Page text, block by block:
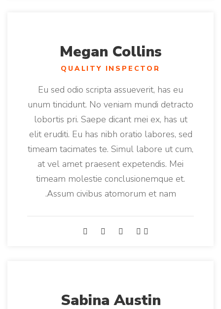
Megan Collins
QUALITY INSPECTOR
Eu sed odio scripta assueverit, has eu
unum tincidunt. No veniam mundi detracto
lobortis pri. Saepe dicant mei ex, has ut
elit eruditi. Eu has nibh oratio labores, sed
timeam tacimates te. Simul labore ut cum,
at vel amet praesent expetendis. Mei
timeam molestie conclusionemque et.
Assum civibus atomorum et nam.
Sabina Austin